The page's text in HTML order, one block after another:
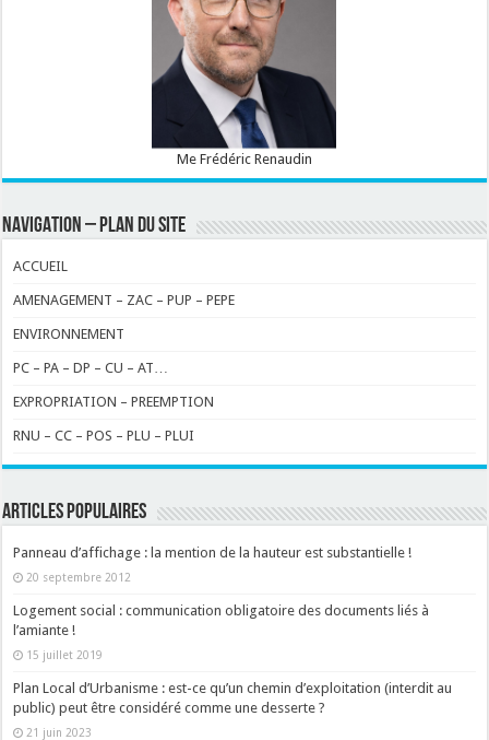
Me Frédéric Renaudin
NAVIGATION – PLAN DU SITE
ACCUEIL
AMENAGEMENT – ZAC – PUP – PEPE
ENVIRONNEMENT
PC – PA – DP – CU – AT…
EXPROPRIATION – PREEMPTION
RNU – CC – POS – PLU – PLUI
ARTICLES POPULAIRES
Panneau d’affichage : la mention de la hauteur est substantielle !
20 septembre 2012
Logement social : communication obligatoire des documents liés à
l’amiante !
15 juillet 2019
Plan Local d’Urbanisme : est-ce qu’un chemin d’exploitation (interdit au
public) peut être considéré comme une desserte ?
21 juin 2023